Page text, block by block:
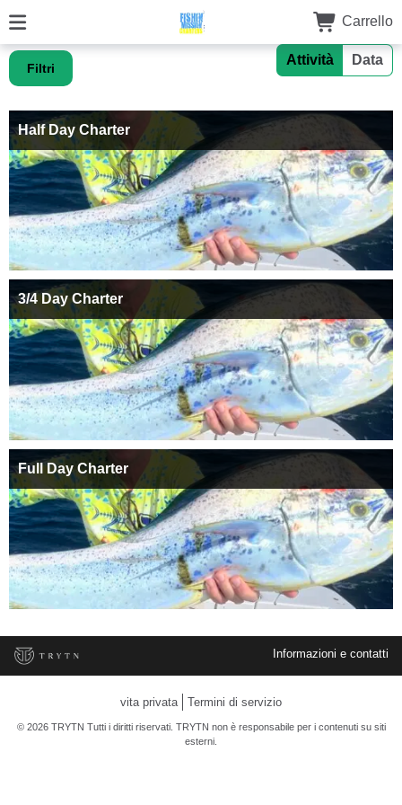
Carrello
Filtri
Attività Data
Half Day Charter
3/4 Day Charter
Full Day Charter
Informazioni e contatti
vita privata Termini di servizio
© 2026 TRYTN Tutti i diritti riservati. TRYTN non è responsabile per i contenuti su siti
esterni.